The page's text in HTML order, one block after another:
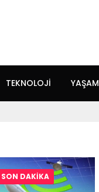
TEKNOLOJI YAŞAM
SON DAKIKA